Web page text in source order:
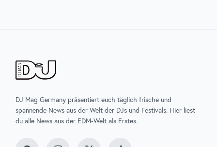
DJ Mag Germany präsentiert euch täglich frische und
spannende News aus der Welt der DJs und Festivals. Hier liest
du alle News aus der EDM-Welt als Erstes.